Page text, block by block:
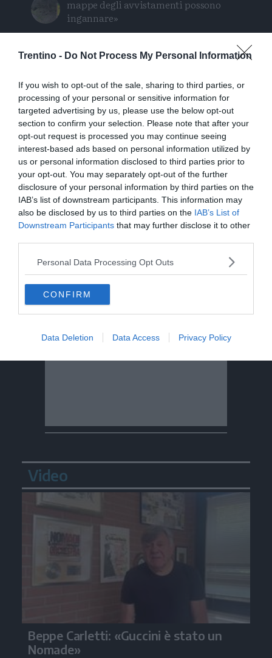
Trentino - Do Not Process My Personal Information
If you wish to opt-out of the sale, sharing to third parties, or
processing of your personal or sensitive information for
targeted advertising by us, please use the below opt-out
section to confirm your selection. Please note that after your
opt-out request is processed you may continue seeing
interest-based ads based on personal information utilized by
us or personal information disclosed to third parties prior to
your opt-out. You may separately opt-out of the further
disclosure of your personal information by third parties on the
IAB’s list of downstream participants. This information may
also be disclosed by us to third parties on the IAB’s List of
Downstream Participants that may further disclose it to other
Personal Data Processing Opt Outs
CONFIRM
Data Deletion Data Access Privacy Policy
mappe degli avvistamenti possono
ingannare»
Escursione tragica in val di Non, Cles
piange “Gianni” Flaim
L’amore fra nord e sud con intermezzo
partigiano
Clima, protesta a Trento: «Questo caldo
è una scelta politica»
L'assalto al lago glaciale del Sorapiss:
un turista ci entra anche col sup
Video
Beppe Carletti: «Guccini è stato un
Nomade»